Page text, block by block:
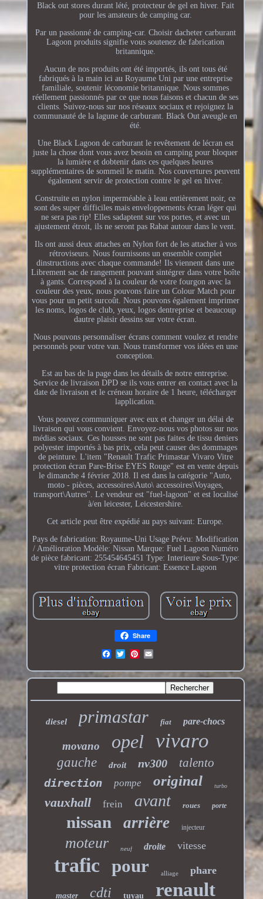
Black out stores durant lété, protecteur de gel en hiver. Fait
pour les amateurs de camping car.
Par un passionné de camping-car. Choisir dacheter carburant
Lagoon produits signifie vous soutenez de fabrication
britannique.
Aucun de nos produits ont été importés, ils ont tous été
fabriqués à la main ici au Royaume Uni par une entreprise
familiale, soutenir léconomie britannique. Nous sommes
réellement passionnés par ce que nous faisons et chacun de ses
clients. Suivez-nous sur nos réseaux sociaux et rejoignez la
communauté de la lagune de carburant. Black Out aveugle en
été.
Une Black Lagoon de carburant le revêtement de lécran est
juste la chose dont vous avez besoin en camping pour bloquer
la lumière et dobtenir dans ces quelques heures
supplémentaires de sommeil le matin. Nos couvertures peuvent
également servir de protection contre le gel en hiver.
Construite en nylon imperméable à leau entièrement noir, ce
sont des super difficiles mais enveloppements écran léger qui
ne sera pas rip! Elles sadaptent sur vos portes, et avec un
ajustement étroit, ils ne seront pas Rabat autour dans le vent.
Ils ont aussi deux attaches en Nylon fort de les attacher à vos
rétroviseurs. Nous fournissons un ensemble complet
dinstructions avec chaque commande! Ils viennent dans une
Librement sac de rangement pouvant sintégrer dans votre boîte
à gants. Correspond à la couleur de votre fourgon avec la
couleur des yeux, nous pouvons faire un Colour Match pour
vous pour un petit surcoût. Nous pouvons également imprimer
les noms, logos de club, yeux, logos dentreprise et beaucoup
dautre plaisir dessins sur votre écran.
Nous pouvons personnaliser écrans comment voulez et rendre
personnels pour votre van. Nous transformer vos idées en une
conception.
Est au bas de la page dans les détails de notre entreprise.
Service de livraison DPD se ils vous entrer en contact avec la
date de livraison et le créneau horaire de 1 heure, télécharger
lapplication.
Vous pouvez communiquer avec eux et changer un délai de
livraison qui vous convient. Envoyez-nous vos photos sur nos
médias sociaux. Ces housses ne sont pas faites de tissu deniers
polyester importés à bas prix, cela peut causer des dommages
de peinture. L'item "Renault Trafic Primastar Vivaro Vitre
protection écran Pare-Brise EYES Rouge" est en vente depuis
le dimanche 4 février 2018. Il est dans la catégorie "Auto,
moto - pièces, accessoires\Auto\ accessoires\Voyages,
transport\Autres". Le vendeur est "fuel-lagoon" et est localisé
à/en leicester, Leicestershire.
Cet article peut être expédié au pays suivant: Europe.
Pays de fabrication: Royaume-Uni Usage Prévu: Modification
/ Amélioration Modèle: Nissan Marque: Fuel Lagoon Numéro
de pièce fabricant: 255454645451 Type: Interieure Sous-Type:
vitre protection écran Fabricant: Essence Lagoon
Share
diesel primastar fiat pare-chocs
movano opel vivaro
gauche droit nv300 talento
direction pompe original turbo
vauxhall frein avant roues porte
nissan arrière injecteur
moteur neuf droite vitesse
trafic pour alliage phare
master cdti tuyau renault